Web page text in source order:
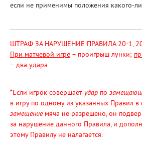
если не применимы положения какого-
ШТРАФ ЗА НАРУШЕНИЕ ПРАВИЛА 20-1,
При матчевой игре – проигрыш лунки;
– два удара.
*Если игрок совершает удар по
в игру по одному из указанных Правил в
замещение мяча не разрешено, он
за нарушение данного Правила, и
этому Правилу не налагается.